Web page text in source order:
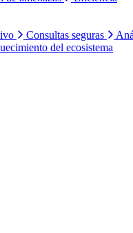
Consultas seguras
del ecosistema